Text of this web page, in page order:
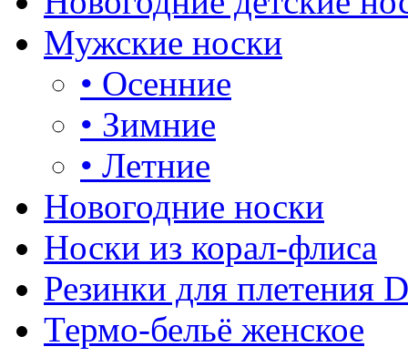
Мужские носки
• Осенние
• Зимние
• Летние
Новогодние носки
Носки из корал-флиса
Резинки для плетения
Термо-бельё женское